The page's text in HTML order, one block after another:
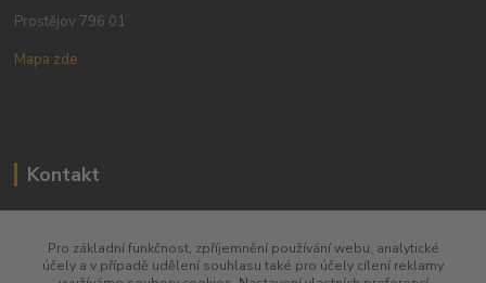
Prostějov 796 01
Mapa zde
Kontakt
obchod@qins.cz
Pro základní funkčnost, zpříjemnění používání webu, analytické
účely a v případě udělení souhlasu také pro účely cílení reklamy